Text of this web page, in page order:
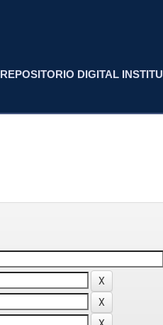
REPOSITORIO DIGITAL